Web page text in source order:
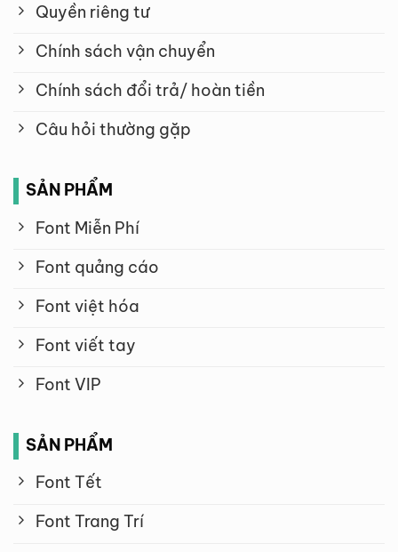
Quyền riêng tư
Chính sách vận chuyển
Chính sách đổi trả/ hoàn tiền
Câu hỏi thường gặp
SẢN PHẨM
Font Miễn Phí
Font quảng cáo
Font việt hóa
Font viết tay
Font VIP
SẢN PHẨM
Font Tết
Font Trang Trí